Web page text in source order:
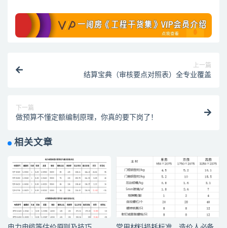
上一篇
结算宝典（审核要点对照表）全专业覆盖
下一篇
做预算不懂定额编制原理，你真的要下岗了！
相关文章